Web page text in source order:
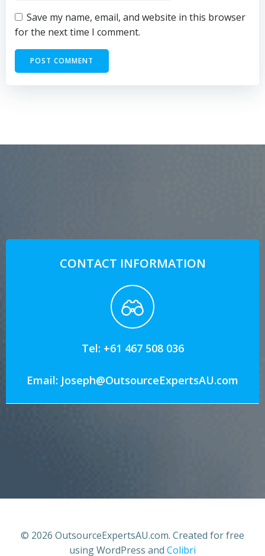
Save my name, email, and website in this browser
for the next time I comment.
CONTACT INFORMATION
Tel: +61 467 508 036
Email: Joseph@OutsourceExpertsAU.com
© 2026 OutsourceExpertsAU.com. Created for free
using WordPress and Colibri